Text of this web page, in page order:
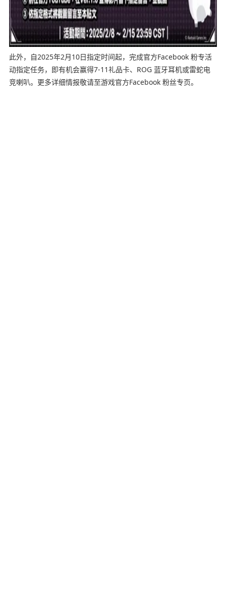
此外，自2025年2月10日指定时间起，完成官方Facebook 粉专活
动指定任务，即有机会赢得7-11礼品卡、ROG 蓝牙耳机或雷蛇电
竞喇叭。更多详细情报敬请至游戏官方Facebook 粉丝专页。